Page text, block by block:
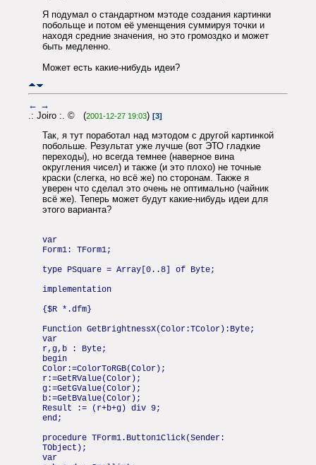
Я подумал о стандартном мэтоде создания картинки
побольще и потом её уменщения суммируя точки и
находя средние значения, но это громоздко и может
быть медленно.
Может есть какие-нибудь идеи?
← →
.: Joiro :. © (2001-12-27 19:03) [3]
Так, я тут поработал над мэтодом с другой картинкой
побольше. Результат уже лучше (вот ЭТО гладкие
переходы), но всегда темнее (наверное вина
округления чисел) и также (и это плохо) не точные
краски (слегка, но всё же) по сторонам. Также я
уверен что сделал это очень не оптимально (чайник
всё же). Теперь может будут какие-нибудь идеи для
этого варианта?
var
Form1: TForm1;
type PSquare = Array[0..8] of Byte;
implementation
{$R *.dfm}
Function GetBrightnessX(Color:TColor):Byte;
var
r,g,b : Byte;
begin
Color:=ColorToRGB(Color);
r:=GetRValue(Color);
g:=GetGValue(Color);
b:=GetBValue(Color);
Result := (r+b+g) div 9;
end;
procedure TForm1.Button1Click(Sender:
TObject);
var